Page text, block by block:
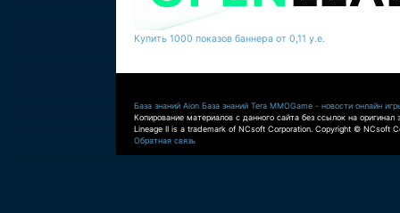
Купить 1000 показов баннера от 0,11 у.е.
База знаний Aion База знаний Tera MMOGame - новости онлайн
Копирование материалов с данного сайта без ссылок на оригинал
Lineage II is a trademark of NCsoft Corporation. Copyright © NCsoft
Обратная связь